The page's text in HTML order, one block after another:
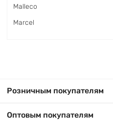
Malleco
Marcel
Розничным покупателям
Оптовым покупателям